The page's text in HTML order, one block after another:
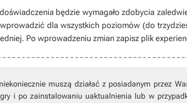
będzie wymagało zdobycia
dla wszystkich poziomów (do
Po wprowadzeniu zmian zapisz plik
muszą działać z posiadanym przez
i po zainstalowaniu uaktualnienia lub w